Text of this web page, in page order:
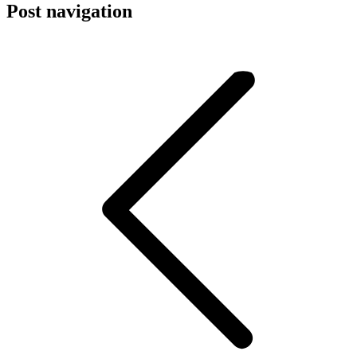
Post navigation